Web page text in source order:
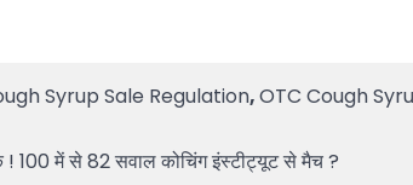
Syrup Sale Regulation,OTC Cough
100 में से 82 सवाल कोचिंग इंस्टीट्यूट से मैच ?